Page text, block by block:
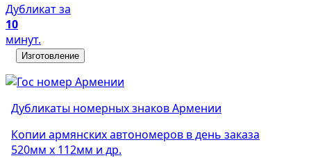
Дубликат за
10
минут.
Изготовление
Дубликаты номерных знаков Армении
Копии армянских автономеров в день заказа
520мм х 112мм и др.